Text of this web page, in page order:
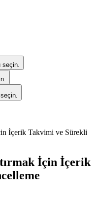
seçin.
İçerik Takvimi ve Sürekli
İçin İçerik